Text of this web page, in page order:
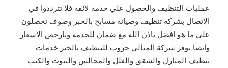
عمليات التنظيف والحصول علي خدمة لائقة فلا تترددوا في
الاتصال بشركة تنظيف وصيانة مسابح بالخبر وصوف تحصلون
علي ما هو افضل باذن الله مع ضمان للخدمة وبارخص الاسعار
وايضا توفر شركة المثالي جروب للتنظيف بالخبر خدمات
تنظيف المنازل والشقق والفلل والمجالس والبيوت والكنب